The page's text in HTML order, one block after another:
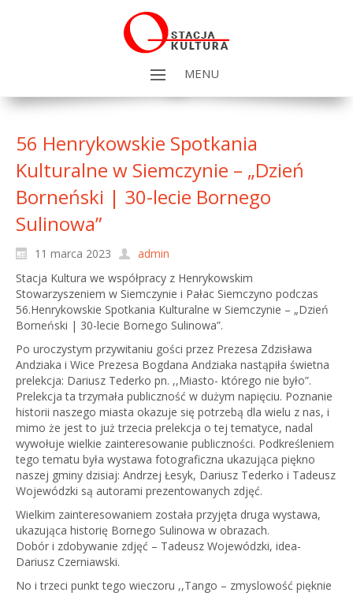
MENU
56 Henrykowskie Spotkania
Kulturalne w Siemczynie – „Dzień
Borneński | 30-lecie Bornego
Sulinowa”
11 marca 2023
admin
Stacja Kultura we współpracy z Henrykowskim
Stowarzyszeniem w Siemczynie i Pałac Siemczyno podczas
56.Henrykowskie Spotkania Kulturalne w Siemczynie – „Dzień
Borneński | 30-lecie Bornego Sulinowa”.
Po uroczystym przywitaniu gości przez Prezesa Zdzisława
Andziaka i Wice Prezesa Bogdana Andziaka nastąpiła świetna
prelekcja: Dariusz Tederko pn. ,,Miasto- którego nie było”.
Prelekcja ta trzymała publiczność w dużym napięciu. Poznanie
historii naszego miasta okazuje się potrzebą dla wielu z nas, i
mimo że jest to już trzecia prelekcja o tej tematyce, nadal
wywołuje wielkie zainteresowanie publiczności. Podkreśleniem
tego tematu była wystawa fotograficzna ukazująca piękno
naszej gminy dzisiaj: Andrzej Łesyk, Dariusz Tederko i Tadeusz
Wojewódzki są autorami prezentowanych zdjęć.
Wielkim zainteresowaniem została przyjęta druga wystawa,
ukazująca historię Bornego Sulinowa w obrazach.
Dobór i zdobywanie zdjęć – Tadeusz Wojewódzki, idea-
Dariusz Czerniawski.
No i trzeci punkt tego wieczoru ,,Tango – zmyslowość pięknie